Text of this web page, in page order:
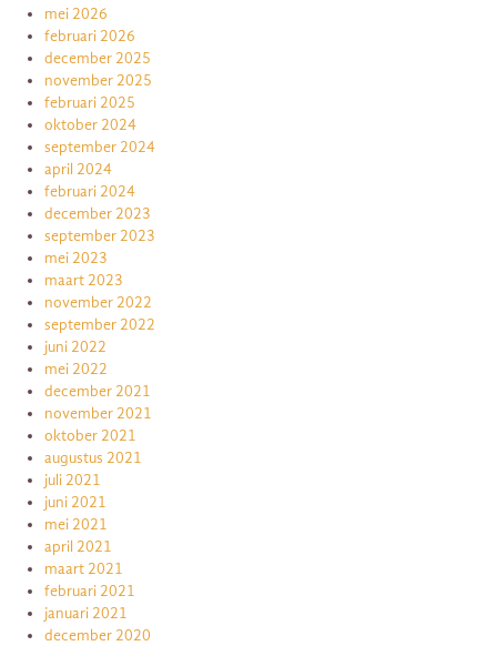
mei 2026
februari 2026
december 2025
november 2025
februari 2025
oktober 2024
september 2024
april 2024
februari 2024
december 2023
september 2023
mei 2023
maart 2023
november 2022
september 2022
juni 2022
mei 2022
december 2021
november 2021
oktober 2021
augustus 2021
juli 2021
juni 2021
mei 2021
april 2021
maart 2021
februari 2021
januari 2021
december 2020